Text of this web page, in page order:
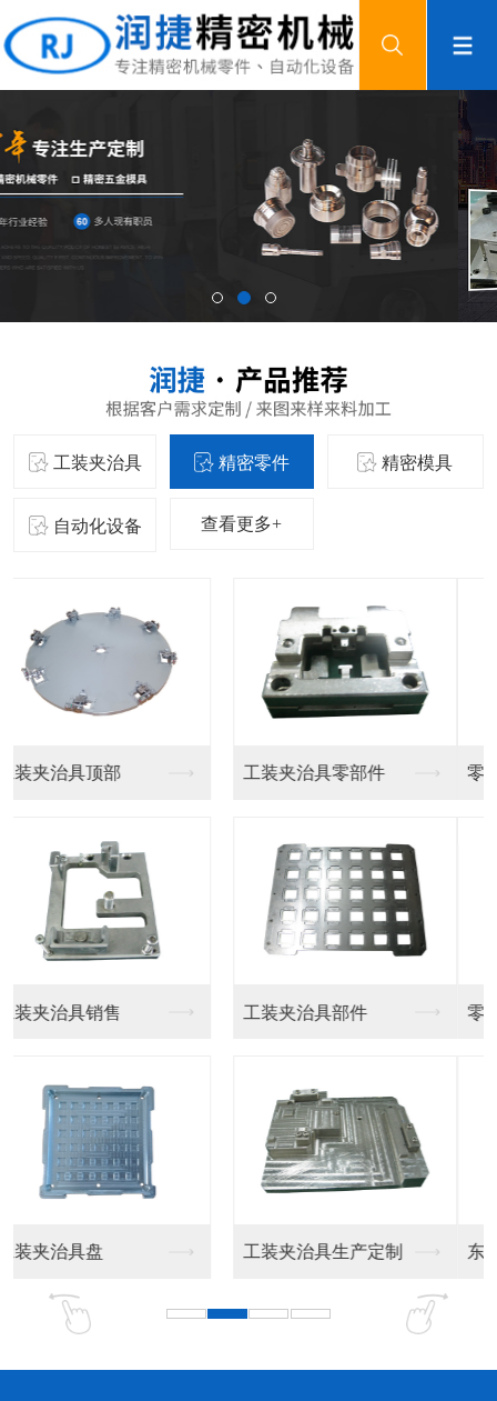
工装夹治具 精密零件 精密模具
自动化设备 查看更多+
零器件精密加工
零器件加工 东莞精密零件厂家
东莞精密零件加工